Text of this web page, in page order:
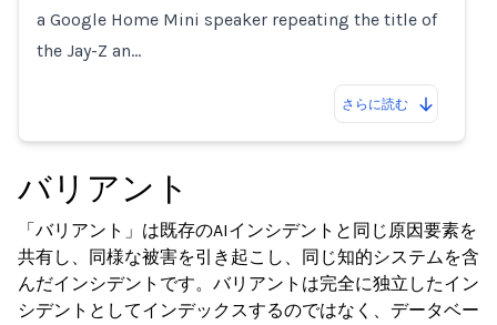
a Google Home Mini speaker repeating the title of
the Jay-Z an…
さらに読む
バリアント
「バリアント」は既存のAIインシデントと同じ原因要素を
共有し、同様な被害を引き起こし、同じ知的システムを含
んだインシデントです。バリアントは完全に独立したイン
シデントとしてインデックスするのではなく、データベー